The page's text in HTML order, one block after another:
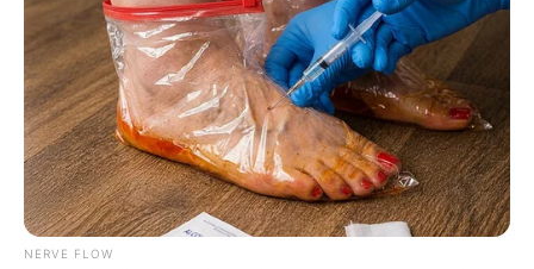
NERVE FLOW